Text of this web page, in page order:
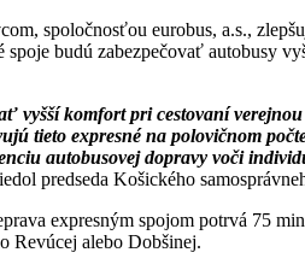
spoločnosťou eurobus, a.s.,
budú zabezpečovať autobusy
komfort pri cestovaní
tieto expresné na polovičnom
autobusovej dopravy voči
predseda Košického
expresným spojom potrvá 75
Revúcej alebo Dobšinej.